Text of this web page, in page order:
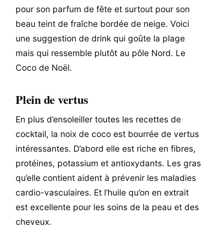
pour son parfum de fête et surtout pour son
beau teint de fraîche bordée de neige. Voici
une suggestion de drink qui goûte la plage
mais qui ressemble plutôt au pôle Nord. Le
Coco de Noël.
Plein de vertus
En plus d’ensoleiller toutes les recettes de
cocktail, la noix de coco est bourrée de vertus
intéressantes. D’abord elle est riche en fibres,
protéines, potassium et antioxydants. Les gras
qu’elle contient aident à prévenir les maladies
cardio-vasculaires. Et l’huile qu’on en extrait
est excellente pour les soins de la peau et des
cheveux.